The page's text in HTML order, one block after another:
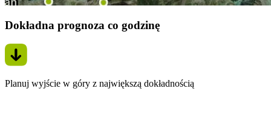
Dokładna prognoza co godzinę
Planuj wyjście w góry z największą dokładnością